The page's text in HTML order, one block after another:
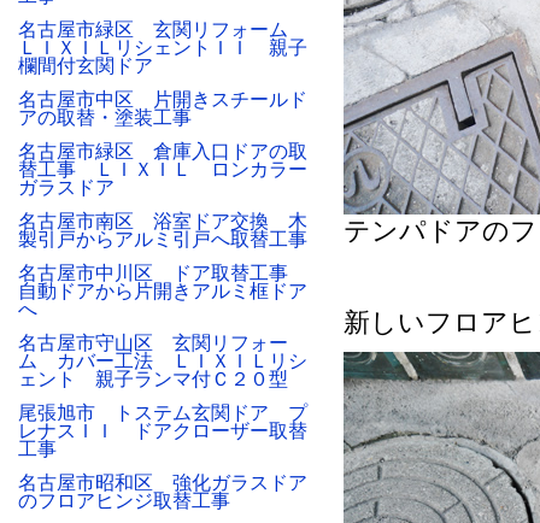
テンパドアの
新しいフロア
名古屋市緑区 玄関リフォーム
ＬＩＸＩＬリシェントＩＩ 親子
欄間付玄関ドア
名古屋市中区 片開きスチールド
アの取替・塗装工事
名古屋市緑区 倉庫入口ドアの取
替工事 ＬＩＸＩＬ ロンカラー
ガラスドア
名古屋市南区 浴室ドア交換 木
製引戸からアルミ引戸へ取替工事
名古屋市中川区 ドア取替工事
自動ドアから片開きアルミ框ドア
へ
名古屋市守山区 玄関リフォー
ム カバー工法 ＬＩＸＩＬリシ
ェント 親子ランマ付Ｃ２０型
尾張旭市 トステム玄関ドア プ
レナスＩＩ ドアクローザー取替
工事
名古屋市昭和区 強化ガラスドア
のフロアヒンジ取替工事